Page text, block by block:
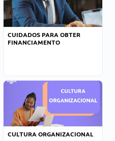
CUIDADOS PARA OBTER
FINANCIAMENTO
CULTURA ORGANIZACIONAL